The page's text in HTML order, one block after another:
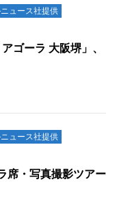
ュース社提供
ゴーラ 大阪堺」、
ュース社提供
席・写真撮影ツアー